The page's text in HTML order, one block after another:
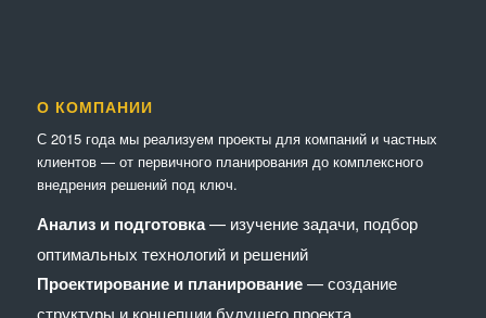
О КОМПАНИИ
С 2015 года мы реализуем проекты для компаний и частных
клиентов — от первичного планирования до комплексного
внедрения решений под ключ.
Анализ и подготовка— изучение задачи, подбор
оптимальных технологий и решений
Проектирование и планирование— создание
структуры и концепции будущего проекта